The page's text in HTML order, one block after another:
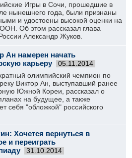
Игры в Сочи, прошедшие в
нынешнего года, были признаны
и удостоены высокой оценки на
Об этом рассказал глава
Александр Жуков.
Ан намерен начать
карьеру
05.11.2014
олимпийский чемпион по
Виктор Ан, выступавший ранее
Южной Кореи, рассказал о
на будущее, а также
себя "обложкой" российского
Хочется вернуться в
и переиграть
31.10.2014